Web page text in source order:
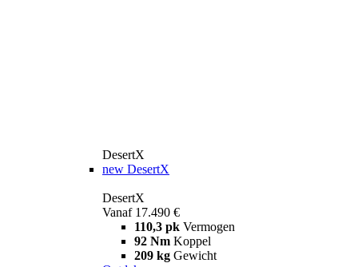
DesertX
new DesertX
DesertX
Vanaf 17.490 €
110,3 pk Vermogen
92 Nm Koppel
209 kg Gewicht